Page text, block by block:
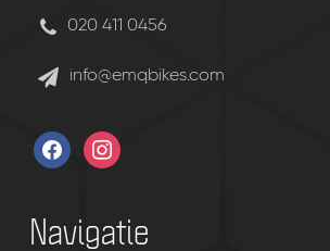
020 411 0456
info@emqbikes.com
facebookinstagram
Navigatie